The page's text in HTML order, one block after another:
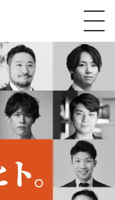
ルく